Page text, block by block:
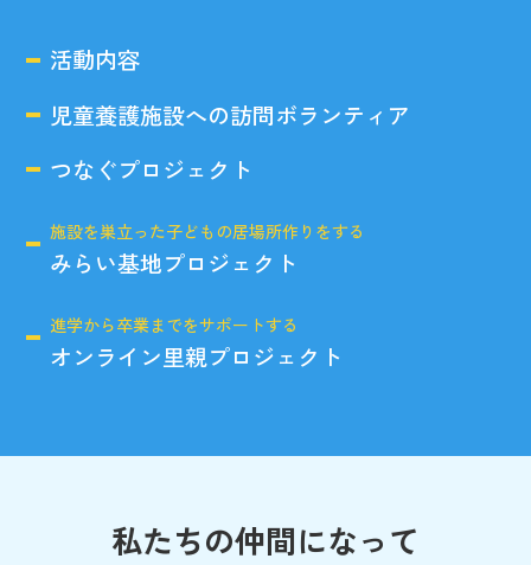
活動内容
児童養護施設への訪問ボランティア
つなぐプロジェクト
施設を巣立った子どもの居場所作りをする
みらい基地プロジェクト
進学から卒業までをサポートする
オンライン里親プロジェクト
私たちの仲間になって